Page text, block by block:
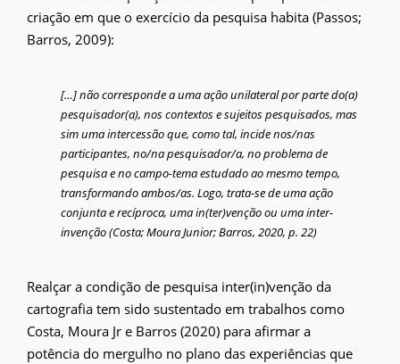
criação em que o exercício da pesquisa habita (Passos;
Barros, 2009):
[…] não corresponde a uma ação unilateral por parte do(a)
pesquisador(a), nos contextos e sujeitos pesquisados, mas
sim uma intercessão que, como tal, incide nos/nas
participantes, no/na pesquisador/a, no problema de
pesquisa e no campo-tema estudado ao mesmo tempo,
transformando ambos/as. Logo, trata-se de uma ação
conjunta e recíproca, uma in(ter)venção ou uma inter-
invenção (Costa; Moura Junior; Barros, 2020, p. 22)
Realçar a condição de pesquisa inter(in)venção da
cartografia tem sido sustentado em trabalhos como
Costa, Moura Jr e Barros (2020) para afirmar a
potência do mergulho no plano das experiências que